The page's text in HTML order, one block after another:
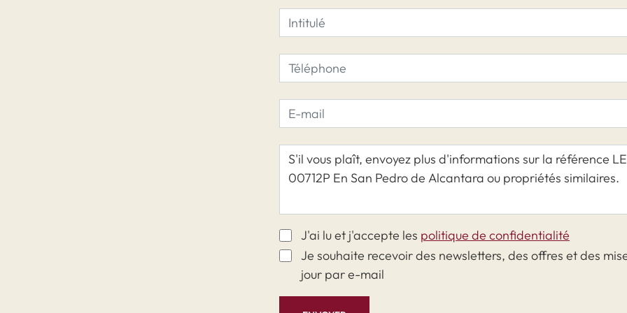
J'ai lu et j'accepte les politique de confidentialité
Je souhaite recevoir des newsletters, des offres et des
jour par e-mail